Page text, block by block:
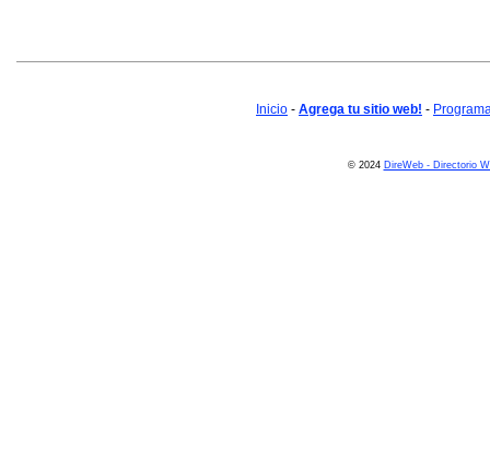
Inicio - Agrega tu sitio web! -
© 2024 DireWeb - Directorio